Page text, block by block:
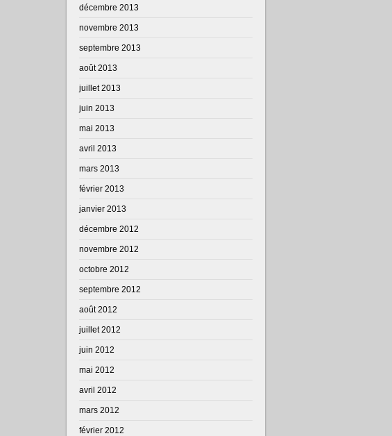
décembre 2013
novembre 2013
septembre 2013
août 2013
juillet 2013
juin 2013
mai 2013
avril 2013
mars 2013
février 2013
janvier 2013
décembre 2012
novembre 2012
octobre 2012
septembre 2012
août 2012
juillet 2012
juin 2012
mai 2012
avril 2012
mars 2012
février 2012